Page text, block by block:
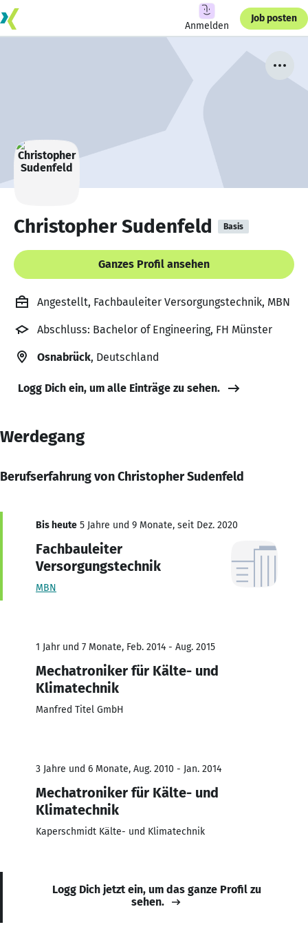
Anmelden
Job posten
Christopher Sudenfeld Basis
Ganzes Profil ansehen
Angestellt, Fachbauleiter Versorgungstechnik, MBN
Abschluss: Bachelor of Engineering, FH Münster
Osnabrück, Deutschland
Logg Dich ein, um alle Einträge zu sehen.
Werdegang
Berufserfahrung von Christopher Sudenfeld
Bis heute 5 Jahre und 9 Monate, seit Dez. 2020
Fachbauleiter
Versorgungstechnik
MBN
1 Jahr und 7 Monate, Feb. 2014 - Aug. 2015
Mechatroniker für Kälte- und
Klimatechnik
Manfred Titel GmbH
3 Jahre und 6 Monate, Aug. 2010 - Jan. 2014
Mechatroniker für Kälte- und
Klimatechnik
Kaperschmidt Kälte- und Klimatechnik
Logg Dich jetzt ein, um das ganze Profil zu
sehen.